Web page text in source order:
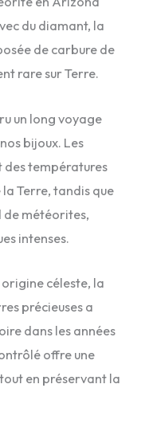
du diamant, la
de carbure de
rare sur Terre.
un long voyage
bijoux. Les
des températures
Terre, tandis que
de météorites,
intenses.
céleste, la
précieuses a
dans les années
offre une
en préservant la